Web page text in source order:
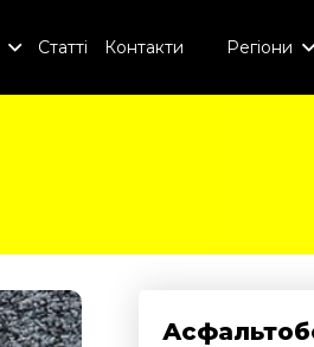
Статті Контакти Регіони